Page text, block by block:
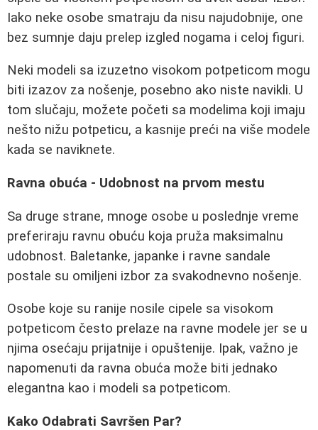
Iako neke osobe smatraju da nisu najudobnije, one
bez sumnje daju prelep izgled nogama i celoj figuri.
Neki modeli sa izuzetno visokom potpeticom mogu
biti izazov za nošenje, posebno ako niste navikli. U
tom slučaju, možete početi sa modelima koji imaju
nešto nižu potpeticu, a kasnije preći na više modele
kada se naviknete.
Ravna obuća - Udobnost na prvom mestu
Sa druge strane, mnoge osobe u poslednje vreme
preferiraju ravnu obuću koja pruža maksimalnu
udobnost. Baletanke, japanke i ravne sandale
postale su omiljeni izbor za svakodnevno nošenje.
Osobe koje su ranije nosile cipele sa visokom
potpeticom često prelaze na ravne modele jer se u
njima osećaju prijatnije i opuštenije. Ipak, važno je
napomenuti da ravna obuća može biti jednako
elegantna kao i modeli sa potpeticom.
Kako Odabrati Savršen Par?